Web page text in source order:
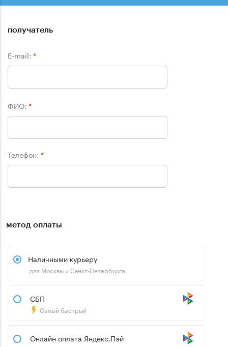
получатель
E-mail: *
ФИО: *
Телефон: *
метод оплаты
Наличными курьеру
для Москвы и Санкт-Петербурга
СБП
Самый быстрый
Онлайн оплата Яндекс.Пэй